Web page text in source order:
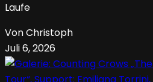
Laufe
Von Christoph
Juli 6, 2026